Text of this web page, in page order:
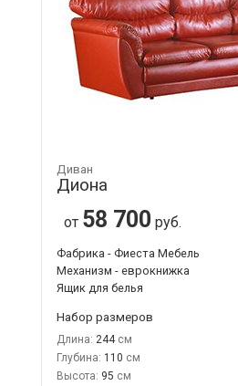
Диван
Диона
от 58 700 руб.
Фабрика - Фиеста Мебель
Механизм - еврокнижка
Ящик для белья
Набор размеров
Длина: 244
Глубина: 110
Высота: 95